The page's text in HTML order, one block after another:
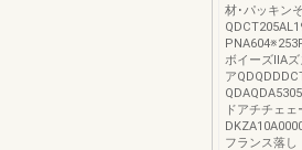
材･パッキン
ボイーズⅡA
ア
ドアチチェェ
フランス落し